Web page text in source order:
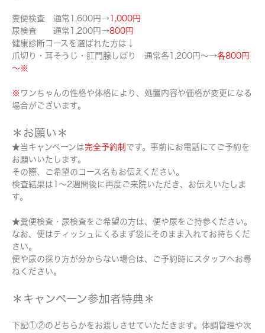
糞便検査 通常1,600円→ 1,000円
尿検査 通常1,200円→800円
健康診断コースを選ばれた方は↓
爪切り・耳そうじ・肛門腺しぼり 通常各1,200円～→各800円
～※
※ ワンちゃんの性格や体格により、処置内容や価格が変更になる
場合がございます。
＊お願い＊
★当キャンペーンは完全予約制 です。事前にお電話にてご予約を
お願いいたします。
その際、ご希望のコース名もお伝えください。
検査結果は1～2週間後に再度ご来院いただき、お伝えいたしま
す。
★糞便検査・尿検査をご希望の方は、便や尿をご持参ください。
なお、便はティッシュにくるまず袋にそのまま入れてお持ちくだ
さい。
便や尿の採り方が分からない場合は、ご予約時にスタッフへお尋
ねください。
＊キャンペーン参加者特典＊
下記①②のどちらかをお渡しさせていただきます。体調管理や次